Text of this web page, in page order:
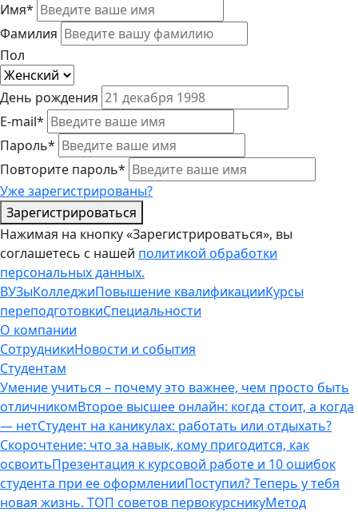
Имя*
Фамилия
Пол
День рождения
E-mail*
Пароль*
Повторите пароль*
Уже зарегистрированы?
Зарегистрироваться
Нажимая на кнопку «Зарегистрироваться», вы
соглашетесь с нашей политикой обработки
персональных данных.
ВУЗыКолледжиПовышение квалификацииКурсы
переподготовкиСпециальности
О компании
СотрудникиНовости и события
Студентам
Умение учиться – почему это важнее, чем просто быть
отличникомВторое высшее онлайн: когда стоит, а когда
— нетСтудент на каникулах: работать или отдыхать?
Скорочтение: что за навык, кому пригодится, как
освоитьПрезентация к курсовой работе и 10 ошибок
студента при ее оформленииПоступил? Теперь у тебя
новая жизнь. ТОП советов первокурсникуМетод